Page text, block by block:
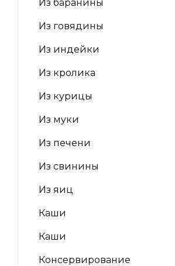
Из баранины
Из говядины
Из индейки
Из кролика
Из курицы
Из муки
Из печени
Из свинины
Из яиц
Каши
Каши
Консервирование